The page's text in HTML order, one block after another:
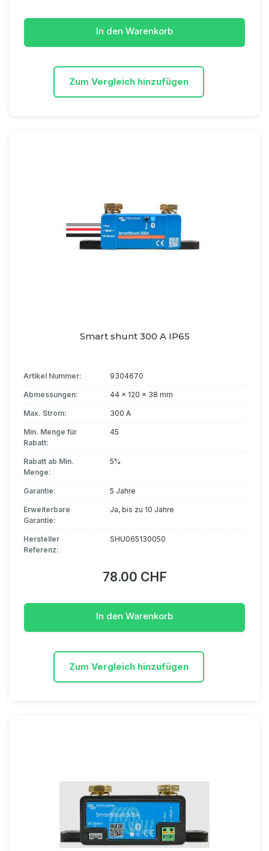
In den Warenkorb
Zum Vergleich hinzufügen
Smart shunt 300 A IP65
Artikel Nummer: 9304670
Abmessungen: 44 x 120 x 38 mm
Max. Strom: 300 A
Min. Menge für
Rabatt:
45
Rabatt ab Min.
Menge:
5%
Garantie: 5 Jahre
Erweiterbare
Garantie:
Ja, bis zu 10 Jahre
Hersteller
Referenz:
SHU065130050
78.00 CHF
In den Warenkorb
Zum Vergleich hinzufügen